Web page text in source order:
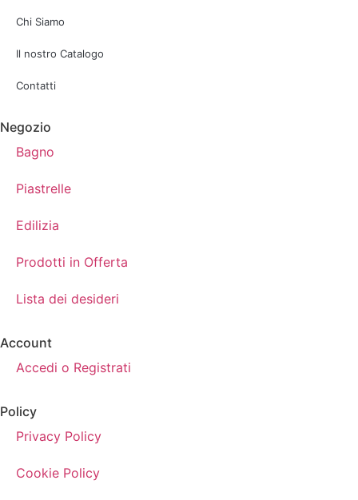
Chi Siamo
Il nostro Catalogo
Contatti
Negozio
Bagno
Piastrelle
Edilizia
Prodotti in Offerta
Lista dei desideri
Account
Accedi o Registrati
Policy
Privacy Policy
Cookie Policy